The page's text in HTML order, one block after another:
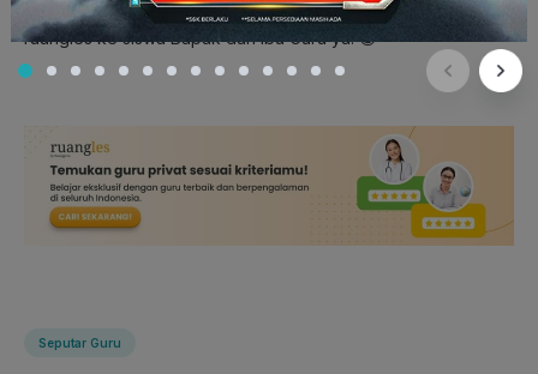
ruangles. Jadi jangan lupa untuk merekomendasikan
ruangles ke siswa Bapak dan Ibu Guru ya! 😀
Seputar Guru